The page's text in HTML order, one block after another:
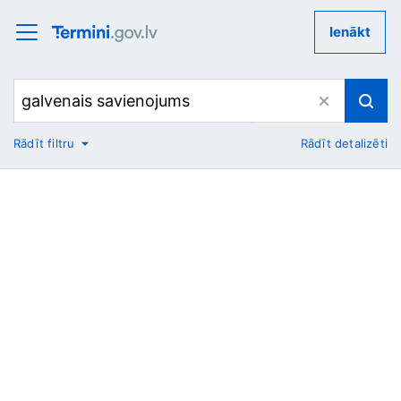
Ienākt
No
Rādīt filtru Rādīt detalizēti